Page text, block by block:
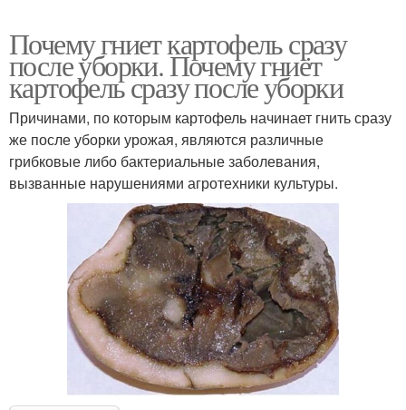
Почему гниет картофель сразу
после уборки. Почему гниёт
картофель сразу после уборки
Причинами, по которым картофель начинает гнить сразу
же после уборки урожая, являются различные
грибковые либо бактериальные заболевания,
вызванные нарушениями агротехники культуры.